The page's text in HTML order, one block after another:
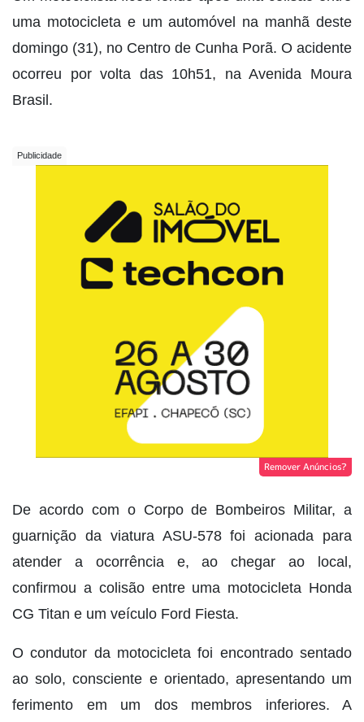
uma motocicleta e um automóvel na manhã deste
domingo (31), no Centro de Cunha Porã. O acidente
ocorreu por volta das 10h51, na Avenida Moura
Brasil.
Remover Anúncios?
De acordo com o Corpo de Bombeiros Militar, a
guarnição da viatura ASU-578 foi acionada para
atender a ocorrência e, ao chegar ao local,
confirmou a colisão entre uma motocicleta Honda
CG Titan e um veículo Ford Fiesta.
O condutor da motocicleta foi encontrado sentado
ao solo, consciente e orientado, apresentando um
ferimento em um dos membros inferiores. A